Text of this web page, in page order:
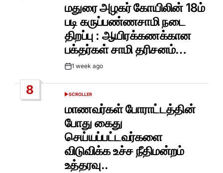
மதுரை அழகர் கோயிலின் 18ம்
படி கருப்பண்ணசாமி நடை
திறப்பு : ஆயிரக்கணக்கான
பக்தர்கள் சாமி தரிசனம்…
Post1 week ago
8
POSTED
SCROLLER
மாணவர்கள் போராட்டத்தின்
போது கைது
செய்யப்பட்டவர்களை
விடுவிக்க உச்ச நீதிமன்றம்
உத்தரவு..